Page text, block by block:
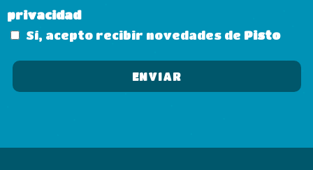
privacidad
Sí, acepto recibir novedades de Pisto